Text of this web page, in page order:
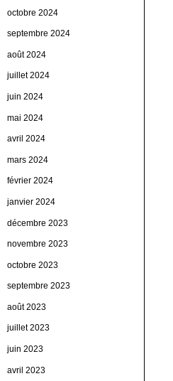
octobre 2024
septembre 2024
août 2024
juillet 2024
juin 2024
mai 2024
avril 2024
mars 2024
février 2024
janvier 2024
décembre 2023
novembre 2023
octobre 2023
septembre 2023
août 2023
juillet 2023
juin 2023
avril 2023